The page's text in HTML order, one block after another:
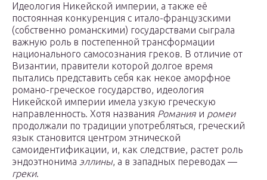
Идеология Никейской империи, а также её
постоянная конкуренция с итало-французскими
(собственно романскими) государствами сыграла
важную роль в постепенной трансформации
национального самосознания греков. В отличие от
Византии, правители которой долгое время
пытались представить себя как некое аморфное
романо-греческое государство, идеология
Никейской империи имела узкую греческую
направленность. Хотя названия Романия и ромеи
продолжали по традиции употребляться, греческий
язык становится центром этнической
самоидентификации, и, как следствие, растет роль
эндоэтнонимa эллины, а в западных переводах —
греки.